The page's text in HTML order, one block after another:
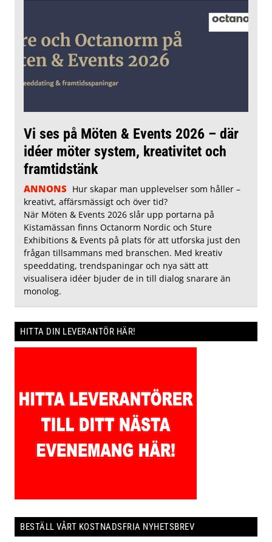
Vi ses på Möten & Events 2026 – där
idéer möter system, kreativitet och
framtidstänk
ANNONS Hur skapar man upplevelser som håller –
kreativt, affärsmässigt och över tid?
När Möten & Events 2026 slår upp portarna på
Kistamässan finns Octanorm Nordic och Sture
Exhibitions & Events på plats för att utforska just den
frågan tillsammans med branschen. Med kreativ
speeddating, trendspaningar och nya sätt att
visualisera idéer bjuder de in till dialog snarare än
monolog.
HITTA DIN LEVERANTÖR HÄR!
BESTÄLL VÅRT KOSTNADSFRIA NYHETSBREV